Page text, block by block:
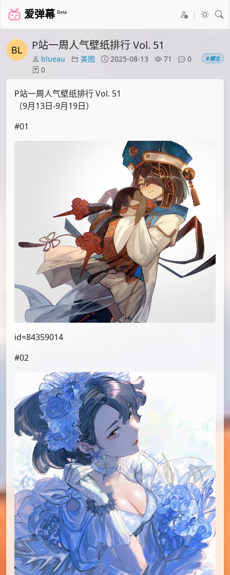
爱弹幕 Beta
P站一周人气壁纸排行 Vol. 51
blueau 美图 2025-08-13 71
0
0
#楼主
P站一周人气壁纸排行 Vol. 51
（9月13日-9月19日）
#01
id=84359014
#02